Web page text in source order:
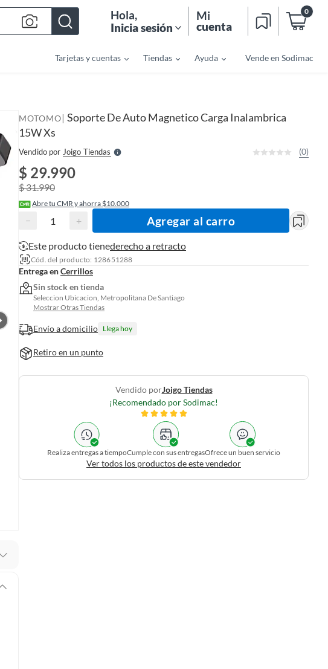
Hola,
Inicia sesión
Mi
cuenta
0
Tarjetas y cuentas Tiendas Ayuda Vende en Sodimac
MOTOMO| Soporte De Auto Magnetico Carga Inalambrica
15W Xs
Vendido por Joigo Tiendas S
e
r
(0)
$ 29.990
$ 31.990
Abre tu CMR y ahorra $10.000
− + Agregar al carro
Este producto tienederecho a retracto
Cód. del producto: 128651288
Entrega enCerrillos
Sin stock en tienda
Seleccion Ubicacion, Metropolitana De Santiago
Mostrar Otras Tiendas
Envío a domicilio Llega hoy
Retiro en un punto
Vendido porJoigo Tiendas
¡Recomendado por Sodimac!
Realiza entregas a tiempoCumple con sus entregasOfrece un buen servicio
Ver todos los productos de este vendedor